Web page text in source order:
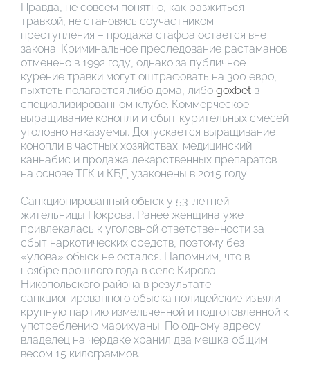
Правда, не совсем понятно, как разжиться
травкой, не становясь соучастником
преступления – продажа стаффа остается вне
закона. Криминальное преследование растаманов
отменено в 1992 году, однако за публичное
курение травки могут оштрафовать на 300 евро,
пыхтеть полагается либо дома, либо goxbet в
специализированном клубе. Коммерческое
выращивание конопли и сбыт курительных смесей
уголовно наказуемы. Допускается выращивание
конопли в частных хозяйствах; медицинский
каннабис и продажа лекарственных препаратов
на основе ТГК и КБД узаконены в 2015 году.
Санкционированный обыск у 53-летней
жительницы Покрова. Ранее женщина уже
привлекалась к уголовной ответственности за
сбыт наркотических средств, поэтому без
«улова» обыск не остался. Напомним, что в
ноябре прошлого года в селе Кирово
Никопольского района в результате
санкционированного обыска полицейские изъяли
крупную партию измельченной и подготовленной к
употреблению марихуаны. По одному адресу
владелец на чердаке хранил два мешка общим
весом 15 килограммов.